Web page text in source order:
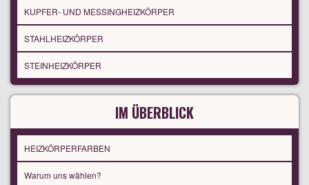
KUPFER- UND MESSINGHEIZKÖRPER
STAHLHEIZKÖRPER
STEINHEIZKÖRPER
IM ÜBERBLICK
HEIZKÖRPERFARBEN
Warum uns wählen?